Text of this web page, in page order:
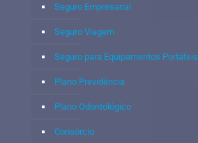
Seguro Empresarial
Seguro Viagem
Seguro para Equipamentos Portáteis
Plano Previdência
Plano Odontológico
Consórcio